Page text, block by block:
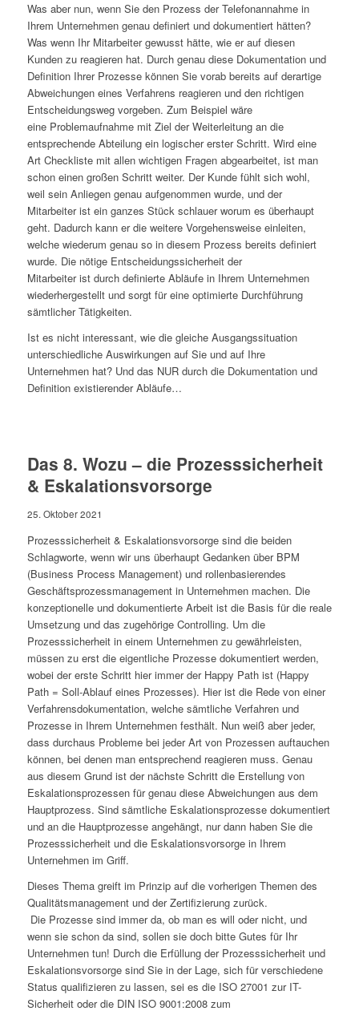
Was aber nun, wenn Sie den Prozess der Telefonannahme in
Ihrem Unternehmen genau definiert und dokumentiert hätten?
Was wenn Ihr Mitarbeiter gewusst hätte, wie er auf diesen
Kunden zu reagieren hat. Durch genau diese Dokumentation und
Definition Ihrer Prozesse können Sie vorab bereits auf derartige
Abweichungen eines Verfahrens reagieren und den richtigen
Entscheidungsweg vorgeben. Zum Beispiel wäre
eine Problemaufnahme mit Ziel der Weiterleitung an die
entsprechende Abteilung ein logischer erster Schritt. Wird eine
Art Checkliste mit allen wichtigen Fragen abgearbeitet, ist man
schon einen großen Schritt weiter. Der Kunde fühlt sich wohl,
weil sein Anliegen genau aufgenommen wurde, und der
Mitarbeiter ist ein ganzes Stück schlauer worum es überhaupt
geht. Dadurch kann er die weitere Vorgehensweise einleiten,
welche wiederum genau so in diesem Prozess bereits definiert
wurde. Die nötige Entscheidungssicherheit der
Mitarbeiter ist durch definierte Abläufe in Ihrem Unternehmen
wiederhergestellt und sorgt für eine optimierte Durchführung
sämtlicher Tätigkeiten.
Ist es nicht interessant, wie die gleiche Ausgangssituation
unterschiedliche Auswirkungen auf Sie und auf Ihre
Unternehmen hat? Und das NUR durch die Dokumentation und
Definition existierender Abläufe…
Das 8. Wozu – die Prozesssicherheit
& Eskalationsvorsorge
25. Oktober 2021
Prozesssicherheit & Eskalationsvorsorge sind die beiden
Schlagworte, wenn wir uns überhaupt Gedanken über BPM
(Business Process Management) und rollenbasierendes
Geschäftsprozessmanagement in Unternehmen machen. Die
konzeptionelle und dokumentierte Arbeit ist die Basis für die reale
Umsetzung und das zugehörige Controlling. Um die
Prozesssicherheit in einem Unternehmen zu gewährleisten,
müssen zu erst die eigentliche Prozesse dokumentiert werden,
wobei der erste Schritt hier immer der Happy Path ist (Happy
Path = Soll-Ablauf eines Prozesses). Hier ist die Rede von einer
Verfahrensdokumentation, welche sämtliche Verfahren und
Prozesse in Ihrem Unternehmen festhält. Nun weiß aber jeder,
dass durchaus Probleme bei jeder Art von Prozessen auftauchen
können, bei denen man entsprechend reagieren muss. Genau
aus diesem Grund ist der nächste Schritt die Erstellung von
Eskalationsprozessen für genau diese Abweichungen aus dem
Hauptprozess. Sind sämtliche Eskalationsprozesse dokumentiert
und an die Hauptprozesse angehängt, nur dann haben Sie die
Prozesssicherheit und die Eskalationsvorsorge in Ihrem
Unternehmen im Griff.
Dieses Thema greift im Prinzip auf die vorherigen Themen des
Qualitätsmanagement und der Zertifizierung zurück.
Die Prozesse sind immer da, ob man es will oder nicht, und
wenn sie schon da sind, sollen sie doch bitte Gutes für Ihr
Unternehmen tun! Durch die Erfüllung der Prozesssicherheit und
Eskalationsvorsorge sind Sie in der Lage, sich für verschiedene
Status qualifizieren zu lassen, sei es die ISO 27001 zur IT-
Sicherheit oder die DIN ISO 9001:2008 zum